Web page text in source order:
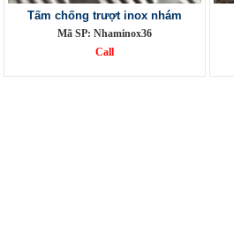
Tấm chống trượt inox nhám
Mã SP: Nhaminox36
Call